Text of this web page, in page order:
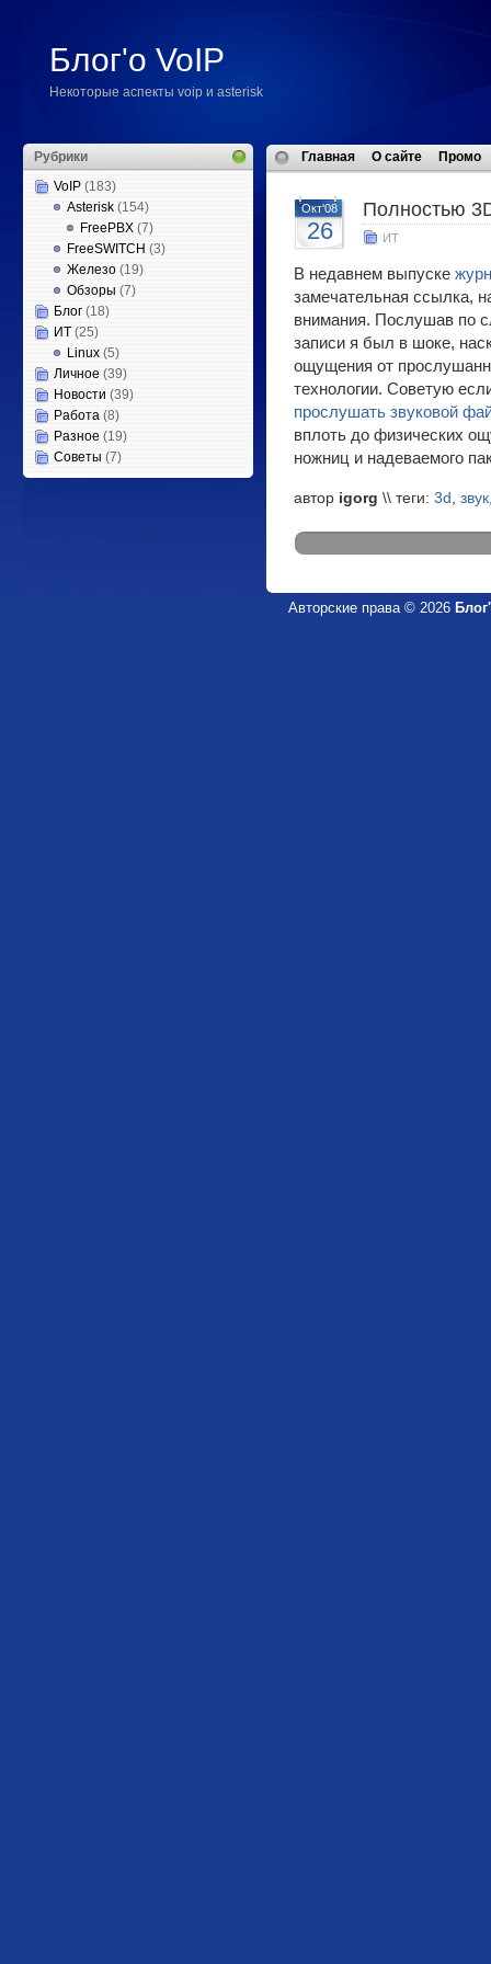
Блог'о VoIP
Некоторые аспекты voip и asterisk
Рубрики
VoIP (183)
Asterisk (154)
FreePBX (7)
FreeSWITCH (3)
Железо (19)
Обзоры (7)
Блог (18)
ИТ (25)
Linux (5)
Личное (39)
Новости (39)
Работа (8)
Разное (19)
Советы (7)
Главная О сайте Промо
Окт'08
26
Полностью
ИТ
В недавнем выпуске
замечательная ссылка,
внимания. Послушав по
записи я был в шоке,
ощущения от
технологии. Советую
прослушать звуковой
вплоть до физических
ножниц и надеваемого
автор igorg \\ теги: 3d , звук
Авторские права © 2026